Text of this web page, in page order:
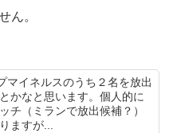
ん。
マイネルスのうち２名を放出
かなと思います。個人的に
チ（ミランで放出候補？）
ますが...